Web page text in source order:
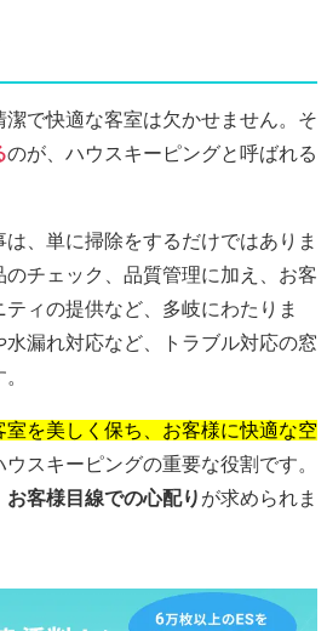
で快適な客室は欠かせません。そ
のが、ハウスキーピングと呼ばれる
、単に掃除をするだけではありま
チェック、品質管理に加え、お客
ィの提供など、多岐にわたりま
漏れ対応など、トラブル対応の窓
を美しく保ち、お客様に快適な空
ウスキーピングの重要な役割です。
お客様目線での心配り が求められま